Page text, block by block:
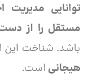
توانایی
مستقل را از
باشد. شناخت این
هیجانی است.